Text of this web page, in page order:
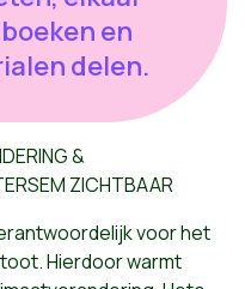
en
delen.
&
ZICHTBAAR
voor het
Hierdoor warmt